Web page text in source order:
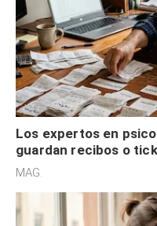
Los expertos en
guardan recibos o
son acumuladores,
MAG.